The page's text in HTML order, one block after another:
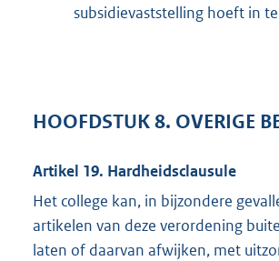
subsidievaststelling hoeft in
HOOFDSTUK 8. OVERIGE
Artikel 19. Hardheidsclausule
Het college kan, in bijzondere
artikelen van deze verordening
laten of daarvan afwijken, met